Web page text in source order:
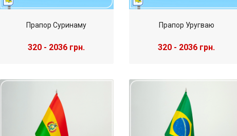
Прапор Суринаму
320 - 2036 грн.
Прапор Уругваю
320 - 2036 грн.